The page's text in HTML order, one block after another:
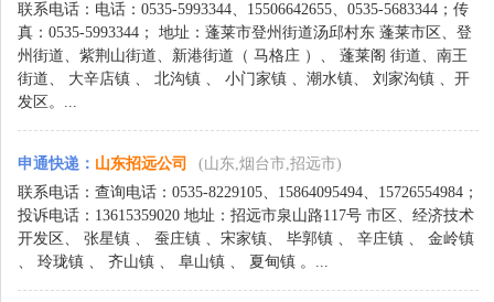
联系电话：电话：0535-5993344、15506642655、0535-5683344；传
真：0535-5993344； 地址：蓬莱市登州街道汤邱村东 蓬莱市区、登
州街道、紫荆山街道、新港街道（ 马格庄 ）、 蓬莱阁 街道、南王
街道、 大辛店镇 、 北沟镇 、 小门家镇 、潮水镇、 刘家沟镇 、开
发区。...
申通快递 ： 山东招远公司
(山东,烟台市,招远市)
联系电话：查询电话：0535-8229105、15864095494、15726554984；
投诉电话：13615359020 地址：招远市泉山路117号 市区、经济技术
开发区、 张星镇 、 蚕庄镇 、宋家镇、 毕郭镇 、 辛庄镇 、 金岭镇
、 玲珑镇 、 齐山镇 、 阜山镇 、 夏甸镇 。...